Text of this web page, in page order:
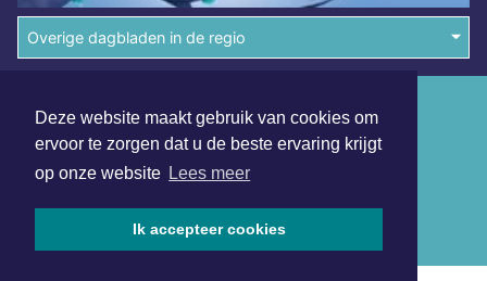
Deze website maakt gebruik van cookies om
ervoor te zorgen dat u de beste ervaring krijgt
op onze website Lees meer
Ik accepteer cookies
Overige dagbladen in de regio
Copyright (c) 2026 | Eemlandsdagblad.nl - Alle rechten
Disclaimer
Privacy Statement